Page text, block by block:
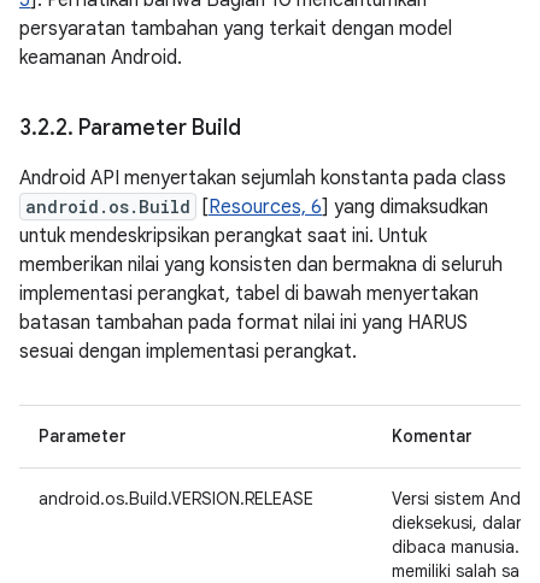
persyaratan tambahan yang terkait dengan model
keamanan Android.
3.2.2. Parameter Build
Android API menyertakan sejumlah konstanta pada class
android.os.Build [Resources, 6] yang dimaksudkan
untuk mendeskripsikan perangkat saat ini. Untuk
memberikan nilai yang konsisten dan bermakna di seluruh
implementasi perangkat, tabel di bawah menyertakan
batasan tambahan pada format nilai ini yang HARUS
sesuai dengan implementasi perangkat.
Parameter Komentar
android.os.Build.VERSION.RELEASE
Versi sistem
dieksekusi,
dibaca manusia.
memiliki salah